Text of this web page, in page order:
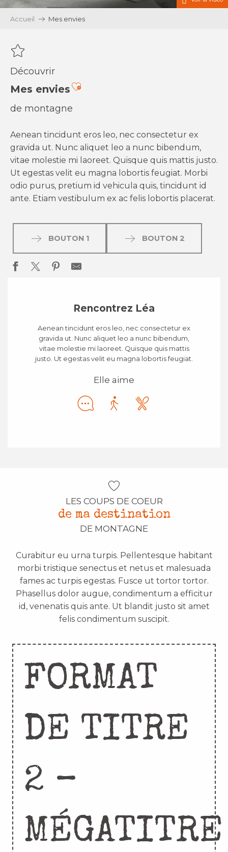
Accueil Mes envies
Découvrir
Mes enviesAjouter aux favoris
de montagne
Aenean tincidunt eros leo, nec consectetur ex
gravida ut. Nunc aliquet leo a nunc bibendum,
vitae molestie mi laoreet. Quisque quis mattis justo.
Ut egestas velit eu magna lobortis feugiat. Morbi
odio purus, pretium id vehicula quis, tincidunt id
ante. Etiam vestibulum ex ac felis lobortis placerat.
BOUTON 1 BOUTON 2
Rencontrez Léa
Aenean tincidunt eros leo, nec consectetur ex
gravida ut. Nunc aliquet leo a nunc bibendum,
vitae molestie mi laoreet. Quisque quis mattis
justo. Ut egestas velit eu magna lobortis feugiat.
Elle aime
LES COUPS DE COEUR
de ma destination
DE MONTAGNE
Curabitur eu urna turpis. Pellentesque habitant
morbi tristique senectus et netus et malesuada
fames ac turpis egestas. Fusce ut tortor tortor.
Phasellus dolor augue, condimentum a efficitur
id, venenatis quis ante. Ut blandit justo sit amet
felis condimentum suscipit.
FORMAT
DE TITRE
2 –
MÉGATITRE